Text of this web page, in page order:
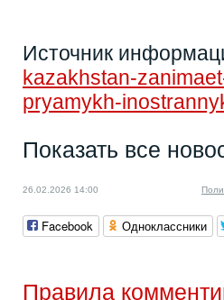
Источник
kazakhstan-
pryamykh-
Показать все
26.02.2026 14:00
Facebook Одноклассники
Правила